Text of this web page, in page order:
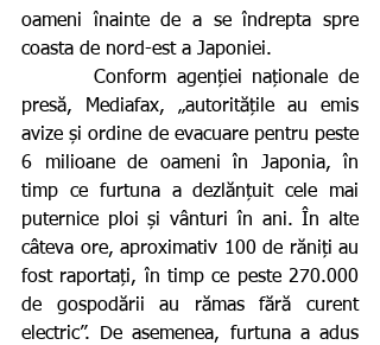
oameni înainte de a se îndrepta spre
coasta de nord-est a Japoniei.
presă, Mediafax, „autoritățile au emis
avize și ordine de evacuare pentru peste
6 milioane de oameni în Japonia, în
timp ce furtuna a dezlănțuit cele mai
puternice ploi și vânturi în ani. În alte
câteva ore, aproximativ 100 de răniți au
fost raportați, în timp ce peste 270.000
de gospodării au rămas fără curent
electric”. De asemenea, furtuna a adus